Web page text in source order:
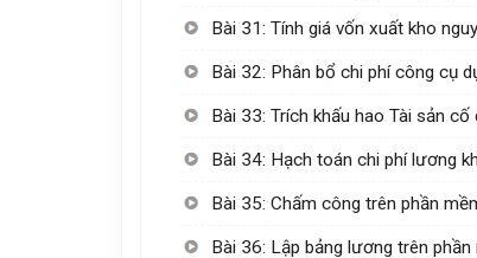
Bài 31: Tính giá vốn xuất kho
Bài 32: Phân bổ chi phí công cụ
Bài 33: Trích khấu hao Tài sản cố
Bài 34: Hạch toán chi phí lương
Bài 35: Chấm công trên phần
Bài 36: Lập bảng lương trên